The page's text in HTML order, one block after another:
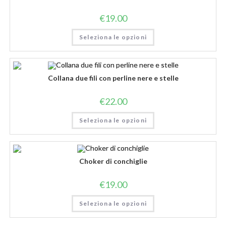
€19.00
Seleziona le opzioni
Collana due fili con perline nere e stelle
€22.00
Seleziona le opzioni
Choker di conchiglie
€19.00
Seleziona le opzioni